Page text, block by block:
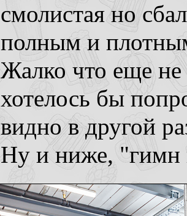
смолистая но
полным и
Жалко что еще
хотелось бы
видно в другой
Ну и ниже, "гимн